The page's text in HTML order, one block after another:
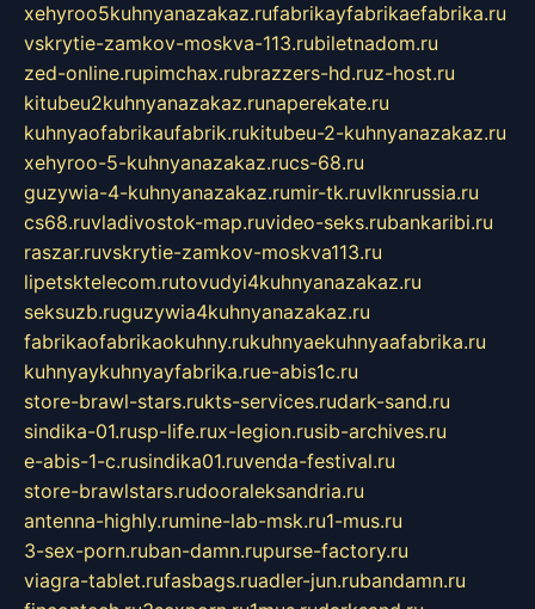
xehyroo5kuhnyanazakaz.rufabrikayfabrikaefabrika.ru
vskrytie-zamkov-moskva-113.rubiletnadom.ru
zed-online.rupimchax.rubrazzers-hd.ruz-host.ru
kitubeu2kuhnyanazakaz.runaperekate.ru
kuhnyaofabrikaufabrik.rukitubeu-2-kuhnyanazakaz.ru
xehyroo-5-kuhnyanazakaz.rucs-68.ru
guzywia-4-kuhnyanazakaz.rumir-tk.ruvlknrussia.ru
cs68.ruvladivostok-map.ruvideo-seks.rubankaribi.ru
raszar.ruvskrytie-zamkov-moskva113.ru
lipetsktelecom.rutovudyi4kuhnyanazakaz.ru
seksuzb.ruguzywia4kuhnyanazakaz.ru
fabrikaofabrikaokuhny.rukuhnyaekuhnyaafabrika.ru
kuhnyaykuhnyayfabrika.rue-abis1c.ru
store-brawl-stars.rukts-services.rudark-sand.ru
sindika-01.rusp-life.rux-legion.rusib-archives.ru
e-abis-1-c.rusindika01.ruvenda-festival.ru
store-brawlstars.rudooraleksandria.ru
antenna-highly.rumine-lab-msk.ru1-mus.ru
3-sex-porn.ruban-damn.rupurse-factory.ru
viagra-tablet.rufasbags.ruadler-jun.rubandamn.ru